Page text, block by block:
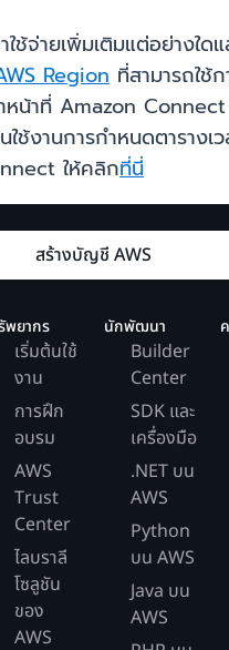
ช้จ่ายเพิ่มเติมแต่อย่างใดแ
Region ที่สามารถใช้
าหน้าที่ Amazon
ช้งานการกำหนดตารางเว
ให้คลิกที่นี่
สร้างบัญชี AWS
พยากร
เริ่มต้นใช้
งาน
การฝึก
อบรม
AWS
Trust
Center
ไลบราลี
โซลูชัน
ของ
AWS
นักพัฒนา
Builder
Center
SDK และ
เครื่องมือ
.NET บน
AWS
Python
บน AWS
Java บน
AWS